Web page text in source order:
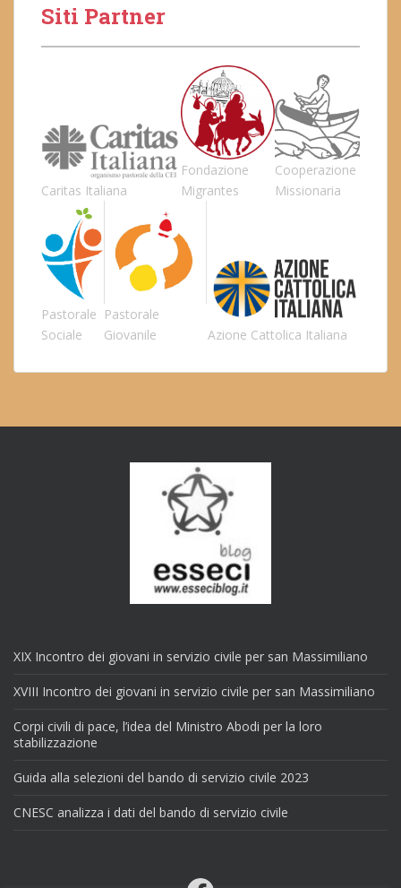
Siti Partner
Caritas Italiana
Fondazione
Migrantes
Cooperazione
Missionaria
Pastorale
Sociale
Pastorale
Giovanile
Azione Cattolica Italiana
XIX Incontro dei giovani in servizio civile per san Massimiliano
XVIII Incontro dei giovani in servizio civile per san Massimiliano
Corpi civili di pace, l’idea del Ministro Abodi per la loro
stabilizzazione
Guida alla selezioni del bando di servizio civile 2023
CNESC analizza i dati del bando di servizio civile